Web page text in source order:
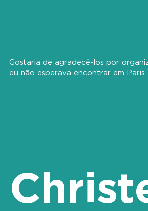
Gostaria de agradecê-los por
eu não esperava encontrar em Paris.